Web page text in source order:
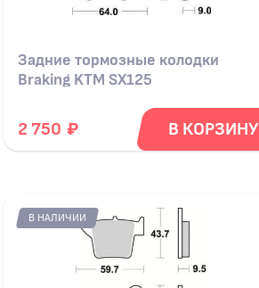
Задние тормозные колодки
Braking KTM SX125
2 750 ₽ В КОРЗИНУ
В НАЛИЧИИ